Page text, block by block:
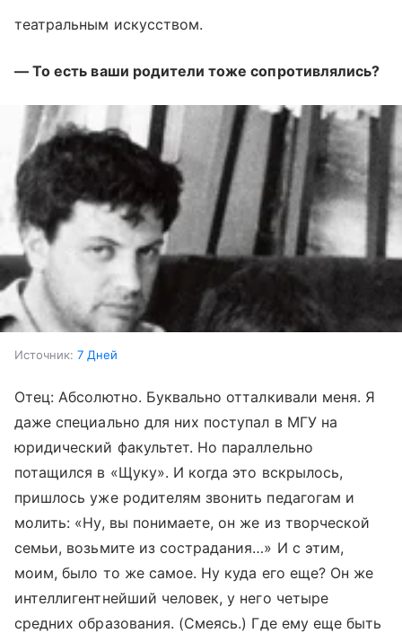
театральным искусством.
— То есть ваши родители тоже сопротивлялись?
Источник: 7 Дней
Отец: Абсолютно. Буквально отталкивали меня. Я
даже специально для них поступал в МГУ на
юридический факультет. Но параллельно
потащился в «Щуку». И когда это вскрылось,
пришлось уже родителям звонить педагогам и
молить: «Ну, вы понимаете, он же из творческой
семьи, возьмите из сострадания…» И с этим,
моим, было то же самое. Ну куда его еще? Он же
интеллигентнейший человек, у него четыре
средних образования. (Смеясь.) Где ему еще быть